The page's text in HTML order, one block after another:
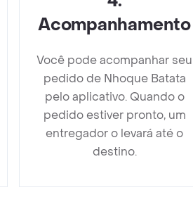
Acompanhamento
Você pode acompanhar seu
pedido de Nhoque Batata
pelo aplicativo. Quando o
pedido estiver pronto, um
entregador o levará até o
destino.